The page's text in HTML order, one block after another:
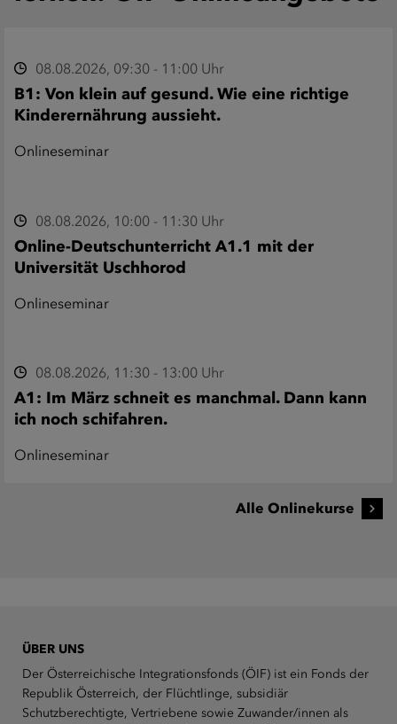
08.08.2026, 09:30 - 11:00 Uhr
B1: Von klein auf gesund. Wie eine richtige
Kinderernährung aussieht.
Onlineseminar
08.08.2026, 10:00 - 11:30 Uhr
Online-Deutschunterricht A1.1 mit der
Universität Uschhorod
Onlineseminar
08.08.2026, 11:30 - 13:00 Uhr
A1: Im März schneit es manchmal. Dann kann
ich noch schifahren.
Onlineseminar
Alle Onlinekurse
ÜBER UNS
Der Österreichische Integrationsfonds (ÖIF) ist ein Fonds der
Republik Österreich, der Flüchtlinge, subsidiär
Schutzberechtigte, Vertriebene sowie Zuwander/innen als